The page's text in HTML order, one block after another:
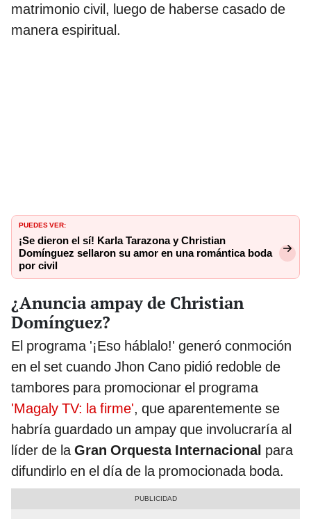
matrimonio civil, luego de haberse casado de
manera espiritual.
PUEDES VER:
¡Se dieron el sí! Karla Tarazona y Christian
Domínguez sellaron su amor en una romántica boda
por civil
¿Anuncia ampay de Christian
Domínguez?
El programa '¡Eso háblalo!' generó conmoción
en el set cuando Jhon Cano pidió redoble de
tambores para promocionar el programa
'Magaly TV: la firme', que aparentemente se
habría guardado un ampay que involucraría al
líder de laGran Orquesta Internacional para
difundirlo en el día de la promocionada boda.